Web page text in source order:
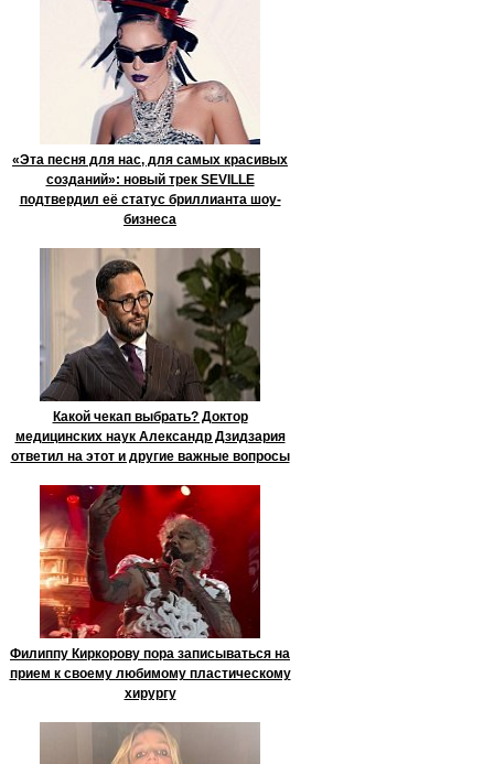
«Эта песня для нас, для самых красивых
созданий»: новый трек SEVILLE
подтвердил её статус бриллианта шоу-
бизнеса
Какой чекап выбрать? Доктор
медицинских наук Александр Дзидзария
ответил на этот и другие важные вопросы
Филиппу Киркорову пора записываться на
прием к своему любимому пластическому
хирургу